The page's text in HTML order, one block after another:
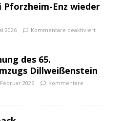
Enz wieder
2026 Kommentare deaktiviert
des 65.
Dillweißenstein
2026
Kommentare